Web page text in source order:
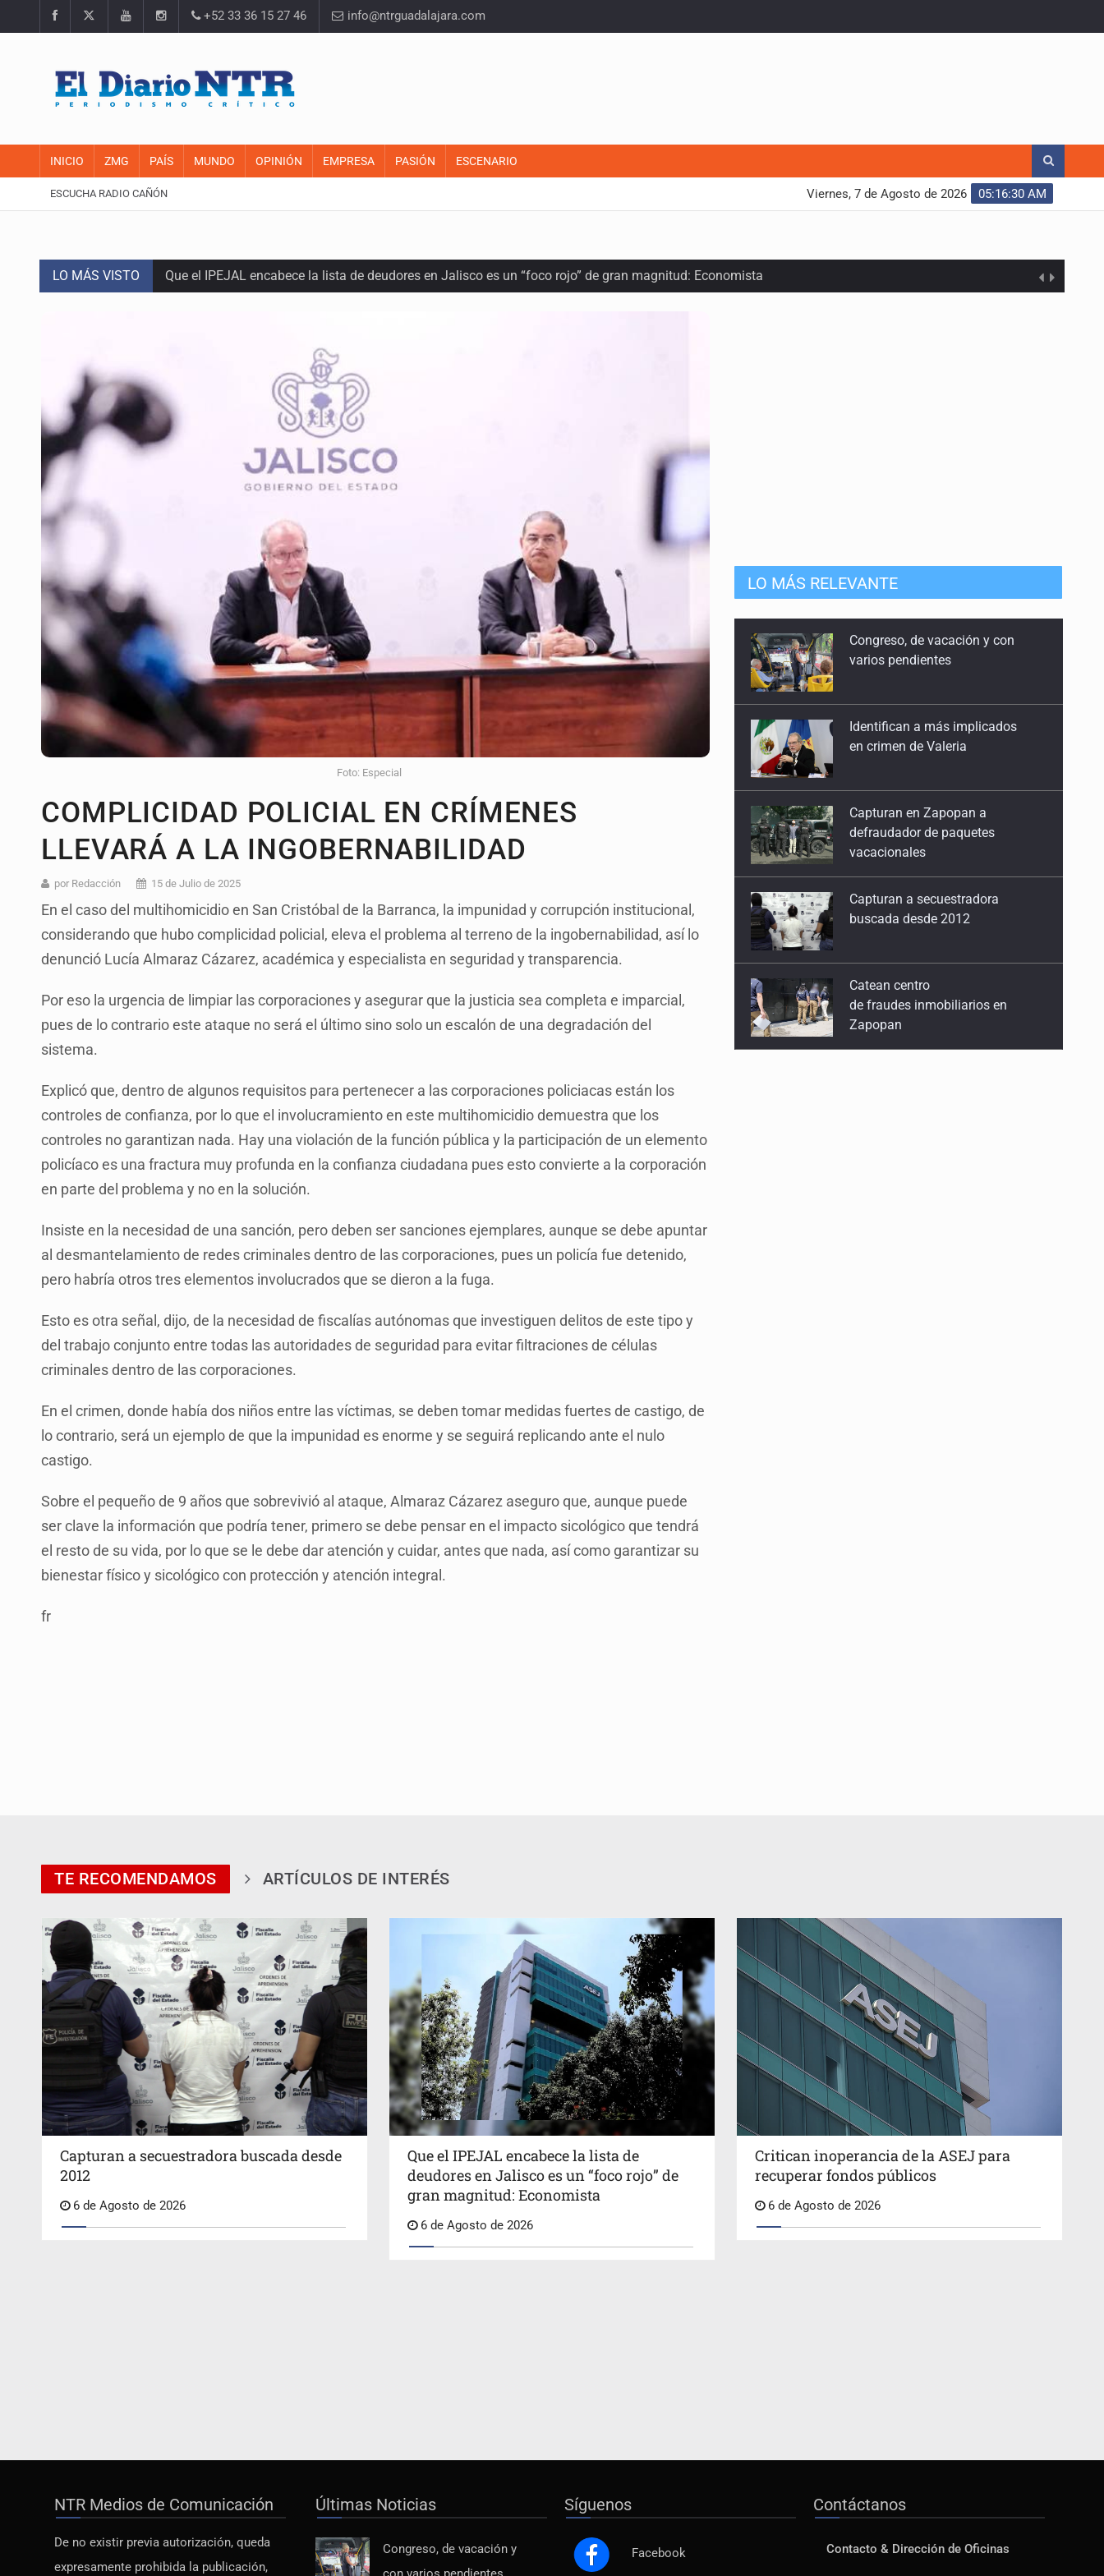
+52 33 36 15 27 46 info@ntrguadalajara.com
INICIO ZMG PAÍS MUNDO OPINIÓN EMPRESA PASIÓN ESCENARIO
ESCUCHA RADIO CAÑÓN 05:16:31 AM
Viernes, 7 de Agosto de 2026
LO MÁS VISTO Que el IPEJAL encabece la lista de deudores en Jalisco es un “foco rojo” de gran magnitud: Economista
Ex policía es detenido por agresión y amenzas contra su pareja
Vecinos de Mirador de San Isidro denuncian tala; IJALVI lo niega
Reporta 627 acciones tras inundación en Balcones de Oblatos
Fiscalía continúa búsqueda de Ricardo Cabezas Talavera
Identifican a más implicados en crimen de Valeria
Capturan a secuestradora buscada desde 2012
Foto: Especial
COMPLICIDAD POLICIAL EN CRÍMENES
LLEVARÁ A LA INGOBERNABILIDAD
por Redacción 15 de Julio de 2025
En el caso del multihomicidio en San Cristóbal de la Barranca, la impunidad y corrupción institucional,
considerando que hubo complicidad policial, eleva el problema al terreno de la ingobernabilidad, así lo
denunció Lucía Almaraz Cázarez, académica y especialista en seguridad y transparencia.
Por eso la urgencia de limpiar las corporaciones y asegurar que la justicia sea completa e imparcial,
pues de lo contrario este ataque no será el último sino solo un escalón de una degradación del
sistema.
Explicó que, dentro de algunos requisitos para pertenecer a las corporaciones policiacas están los
controles de confianza, por lo que el involucramiento en este multihomicidio demuestra que los
controles no garantizan nada. Hay una violación de la función pública y la participación de un elemento
policíaco es una fractura muy profunda en la confianza ciudadana pues esto convierte a la corporación
en parte del problema y no en la solución.
Insiste en la necesidad de una sanción, pero deben ser sanciones ejemplares, aunque se debe apuntar
al desmantelamiento de redes criminales dentro de las corporaciones, pues un policía fue detenido,
pero habría otros tres elementos involucrados que se dieron a la fuga.
Esto es otra señal, dijo, de la necesidad de fiscalías autónomas que investiguen delitos de este tipo y
del trabajo conjunto entre todas las autoridades de seguridad para evitar filtraciones de células
criminales dentro de las corporaciones.
En el crimen, donde había dos niños entre las víctimas, se deben tomar medidas fuertes de castigo, de
lo contrario, será un ejemplo de que la impunidad es enorme y se seguirá replicando ante el nulo
castigo.
Sobre el pequeño de 9 años que sobrevivió al ataque, Almaraz Cázarez aseguro que, aunque puede
ser clave la información que podría tener, primero se debe pensar en el impacto sicológico que tendrá
el resto de su vida, por lo que se le debe dar atención y cuidar, antes que nada, así como garantizar su
bienestar físico y sicológico con protección y atención integral.
fr
LO MÁS RELEVANTE
Identifican a más implicados
en crimen de Valeria
Capturan en Zapopan a
defraudador de paquetes
Capturan a secuestradora
buscada desde 2012
Catean centro
de fraudes inmobiliarios en
Que el IPEJAL encabece la lista
de deudores en Jalisco es un
“foco rojo” de gran magnitud:
TE RECOMENDAMOS ARTÍCULOS DE INTERÉS
Capturan a secuestradora buscada desde
2012
6 de Agosto de 2026
Que el IPEJAL encabece la lista de
deudores en Jalisco es un “foco rojo” de
gran magnitud: Economista
6 de Agosto de 2026
Critican inoperancia de la ASEJ para
recuperar fondos públicos
6 de Agosto de 2026
NTR Medios de Comunicación
De no existir previa autorización, queda
expresamente prohibida la publicación,
Últimas Noticias
Congreso, de vacación y
Síguenos
Facebook
Contáctanos
Contacto & Dirección de Oficinas